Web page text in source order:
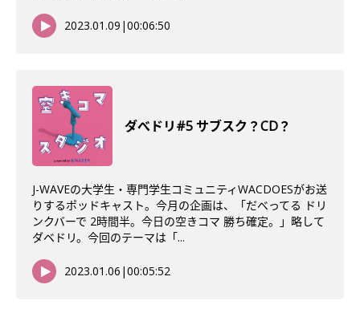
2023.01.09 |00:06:50
ダべドリ#5 サブスク？CD？
J-WAVEの大学生・専門学生コミュニティWACDOESがお送
りするポッドキャスト。今月の企画は、「だべってる ドリ
ンクバーで 2時間半。今日の空きコマ 勝ち確定。」略して
ダベドリ。今回のテーマは「...
2023.01.06 |00:05:52